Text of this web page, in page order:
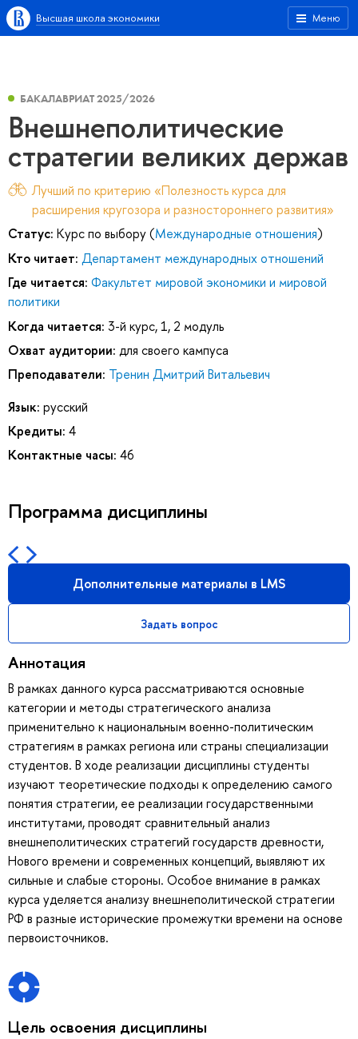
Меню
Высшая школа экономики
БАКАЛАВРИАТ 2025/2026
Внешнеполитические
стратегии великих держав
Лучший по критерию «Полезность курса для
расширения кругозора и разностороннего развития»
Статус: Курс по выбору (Международные отношения)
Кто читает: Департамент международных отношений
Где читается: Факультет мировой экономики и мировой
политики
Когда читается: 3-й курс, 1, 2 модуль
Охват аудитории: для своего кампуса
Преподаватели: Тренин Дмитрий Витальевич
Язык: русский
Кредиты: 4
Контактные часы: 46
Программа дисциплины
Дополнительные материалы в LMS
Задать вопрос
Аннотация
В рамках данного курса рассматриваются основные
категории и методы стратегического анализа
применительно к национальным военно-политическим
стратегиям в рамках региона или страны специализации
студентов. В ходе реализации дисциплины студенты
изучают теоретические подходы к определению самого
понятия стратегии, ее реализации государственными
институтами, проводят сравнительный анализ
внешнеполитических стратегий государств древности,
Нового времени и современных концепций, выявляют их
сильные и слабые стороны. Особое внимание в рамках
курса уделяется анализу внешнеполитической стратегии
РФ в разные исторические промежутки времени на основе
первоисточников.
Цель освоения дисциплины